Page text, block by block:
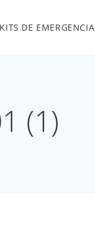
KITS DE EMERGENCIA
(1)